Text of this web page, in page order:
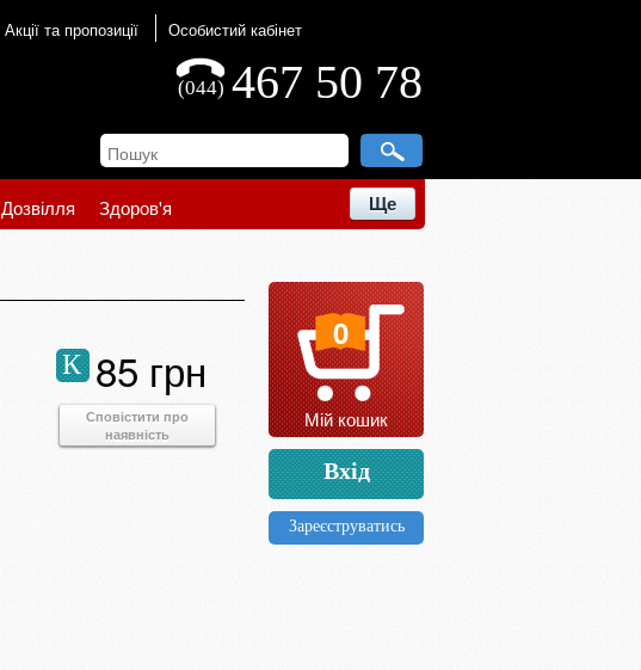
Акції та пропозиції Особистий кабінет
467 50 78
(044)
Дозвілля Здоров'я Ще
85 грн
К
Сповістити про
наявність
0
Мій кошик
Вхід
Зареєструватись